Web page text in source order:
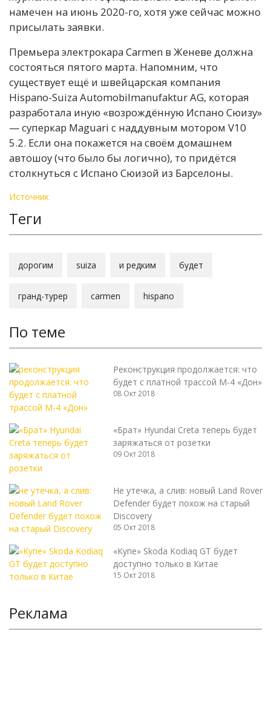
намечен на июнь 2020-го, хотя уже сейчас можно
присылать заявки.
Премьера электрокара Carmen в Женеве должна
состояться пятого марта. Напомним, что
существует ещё и швейцарская компания
Hispano-Suiza Automobilmanufaktur AG, которая
разработала иную «возрождённую Испано Сюизу»
— суперкар Maguari с наддувным мотором V10
5.2. Если она покажется на своём домашнем
автошоу (что было бы логично), то придётся
столкнуться с Испано Сюизой из Барселоны.
Источник
Теги
дорогим suiza и редким будет
гранд-турер carmen hispano
По теме
Реконструкция продолжается: что
будет с платной трассой М-4 «Дон»
08 Окт 2018
«Брат» Hyundai Creta теперь будет
заряжаться от розетки
09 Окт 2018
Не утечка, а слив: новый Land Rover
Defender будет похож на старый
Discovery
05 Окт 2018
«Купе» Skoda Kodiaq GT будет
доступно только в Китае
15 Окт 2018
Реклама